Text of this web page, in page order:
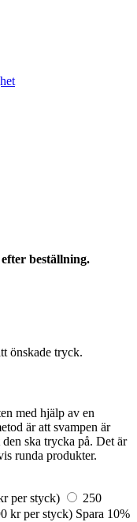
beställning.
önskade tryck.
med hjälp av en
är att svampen är
ska trycka på. Det är
runda produkter.
per styck)
250
kr per styck) Spara 10%